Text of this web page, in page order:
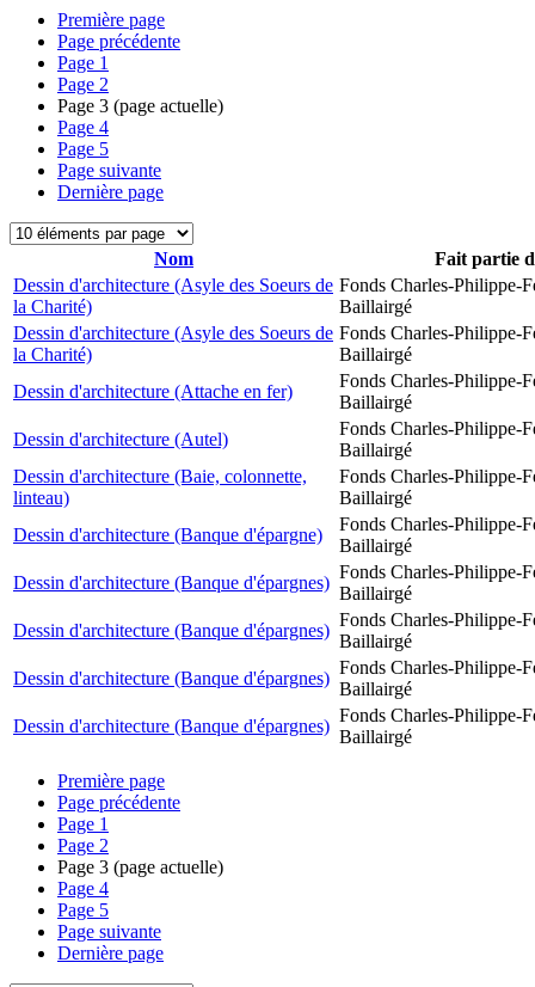
Première page
Page précédente
Page 1
Page 2
Page 3 (page actuelle)
Page 4
Page 5
Page suivante
Dernière page
Nom
Fait partie
Dessin d'architecture (Asyle des Soeurs de
la Charité)
Fonds Charles-Philippe-
Baillairgé
Dessin d'architecture (Asyle des Soeurs de
la Charité)
Fonds Charles-Philippe-
Baillairgé
Dessin d'architecture (Attache en fer)
Fonds Charles-Philippe-
Baillairgé
Dessin d'architecture (Autel)
Fonds Charles-Philippe-
Baillairgé
Dessin d'architecture (Baie, colonnette,
linteau)
Fonds Charles-Philippe-
Baillairgé
Dessin d'architecture (Banque d'épargne)
Fonds Charles-Philippe-
Baillairgé
Dessin d'architecture (Banque d'épargnes)
Fonds Charles-Philippe-
Baillairgé
Dessin d'architecture (Banque d'épargnes)
Fonds Charles-Philippe-
Baillairgé
Dessin d'architecture (Banque d'épargnes)
Fonds Charles-Philippe-
Baillairgé
Dessin d'architecture (Banque d'épargnes)
Fonds Charles-Philippe-
Baillairgé
Première page
Page précédente
Page 1
Page 2
Page 3 (page actuelle)
Page 4
Page 5
Page suivante
Dernière page